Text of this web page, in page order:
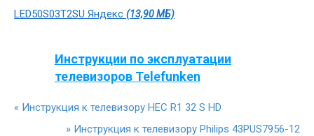
LED50S03T2SU Яндекс (13,90 МБ)
Инструкции по эксплуатации
телевизоров Telefunken
« Инструкция к телевизору HEC R1 32 S HD
» Инструкция к телевизору Philips 43PUS7956-12